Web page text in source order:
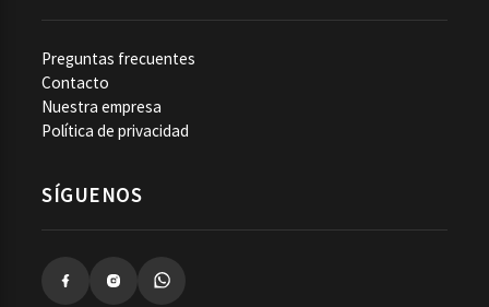
Preguntas frecuentes
Contacto
Nuestra empresa
Política de privacidad
SÍGUENOS